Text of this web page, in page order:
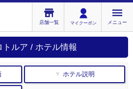
店舗一覧 マイクーポン メニュー
トルア / ホテル情報
▼ ホテル説明